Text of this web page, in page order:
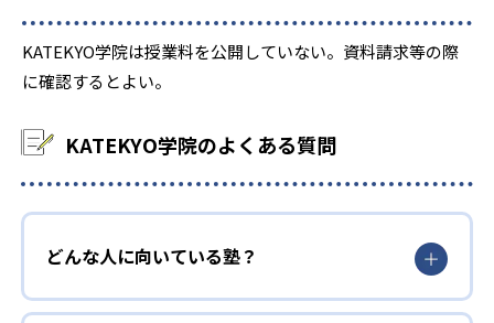
KATEKYO学院は授業料を公開していない。資料請求等の際
に確認するとよい。
KATEKYO学院のよくある質問
どんな人に向いている塾？